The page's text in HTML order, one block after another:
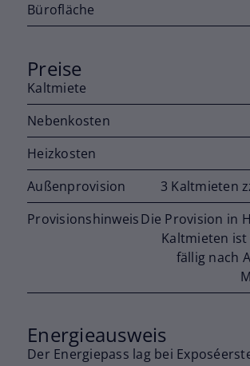
Bürofläche
Preise
Kaltmiete
Nebenkosten
Heizkosten
Außenprovision
3 Kaltmieten
ProvisionshinweisDie Provision in
Kaltmieten
fällig nach
Energieausweis
Der Energiepass lag bei